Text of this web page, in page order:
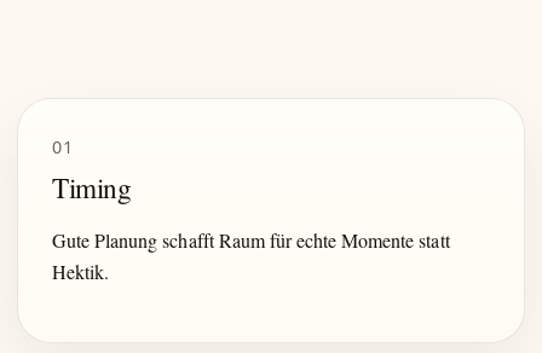
01
Timing
Gute Planung schafft Raum für echte Momente statt
Hektik.